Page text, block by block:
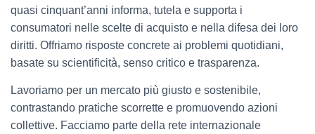
quasi cinquant’anni informa, tutela e supporta i
consumatori nelle scelte di acquisto e nella difesa dei loro
diritti. Offriamo risposte concrete ai problemi quotidiani,
basate su scientificità, senso critico e trasparenza.
Lavoriamo per un mercato più giusto e sostenibile,
contrastando pratiche scorrette e promuovendo azioni
collettive. Facciamo parte della rete internazionale